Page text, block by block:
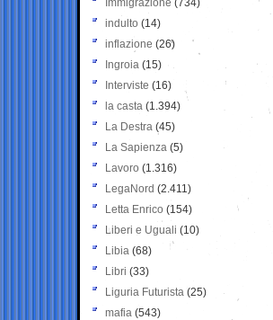
Immigrazione (734)
indulto (14)
inflazione (26)
Ingroia (15)
Interviste (16)
la casta (1.394)
La Destra (45)
La Sapienza (5)
Lavoro (1.316)
LegaNord (2.411)
Letta Enrico (154)
Liberi e Uguali (10)
Libia (68)
Libri (33)
Liguria Futurista (25)
mafia (543)